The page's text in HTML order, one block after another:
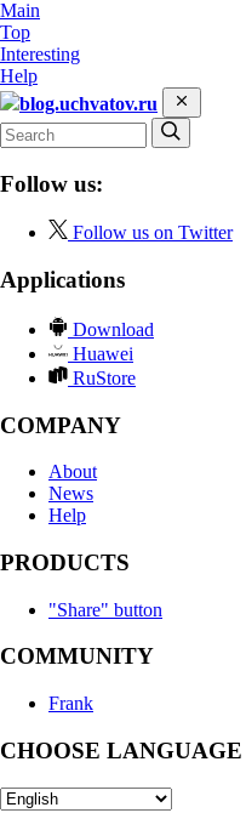
Main
Top
Interesting
Help
blog.uchvatov.ru
Follow us:
Follow us on Twitter
Applications
Download
Huawei
RuStore
COMPANY
About
News
Help
PRODUCTS
"Share" button
COMMUNITY
Frank
CHOOSE LANGUAGE